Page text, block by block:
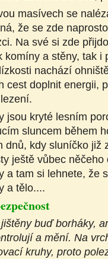
masívech se
že se zde
Na své si zde
komíny a stěny, tak i
nachází
cest doplnit energii,
jsou kryté lesním
sluncem během
dnů, kdy sluníčko již
ještě vůbec
a tam si lehnete, že
a tělo....
buď borháky,
a mění. Na
kruhy, proto